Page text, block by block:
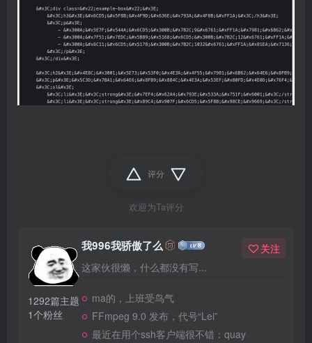
评分
欢迎为Ta评分
1292篇主题
1个粉丝
我996我骄傲了么
这家伙很懒，什么都没有写...
关注
ma的，上班受鸟气
FFmpeg 9.0 发布，代号“Lei”
最近在用个ssh客户端很不错：quay